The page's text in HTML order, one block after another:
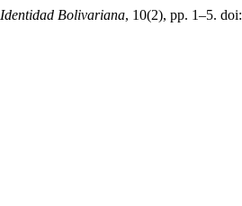
Identidad Bolivariana, 10(2), pp. 1–5. doi: